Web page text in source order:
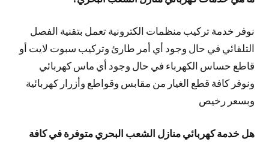
نوفر خدمة تركيب منظمات الكترونية تعمل بتقنية الفصل
التلقائي في حال وجود أي أمر طارئ وتركيب سبوت لايت أو
قاطع حساس الكهرباء في حال وجود أي ماس كهربائي
ونوفر كافة قطع الغيار من مقابس وقواطع وأزرار كهربائية
وبسعر رخيص
هل خدمة كهربائي منازل الشعب البحري متوفرة في كافة